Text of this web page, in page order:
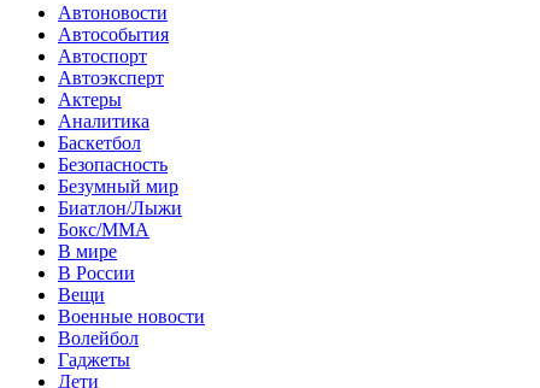
Автоновости
Автособытия
Автоспорт
Автоэксперт
Актеры
Аналитика
Баскетбол
Безопасность
Безумный мир
Биатлон/Лыжи
Бокс/MMA
В мире
В России
Вещи
Военные новости
Волейбол
Гаджеты
Дети